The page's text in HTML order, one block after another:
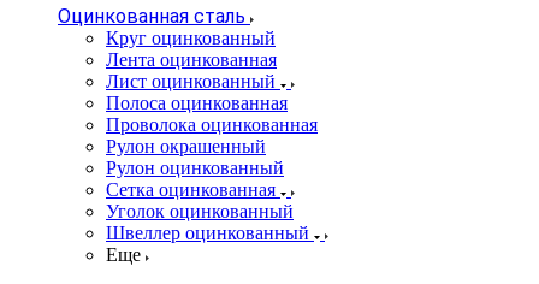
Оцинкованная сталь
Круг оцинкованный
Лента оцинкованная
Лист оцинкованный
Полоса оцинкованная
Проволока оцинкованная
Рулон окрашенный
Рулон оцинкованный
Сетка оцинкованная
Уголок оцинкованный
Швеллер оцинкованный
Еще